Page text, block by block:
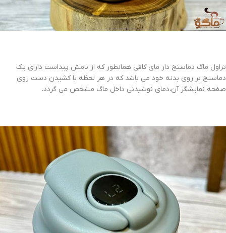
تراول ماگ دماسنج دار مای کافی همانطور که از نامش پیداست دارای یک
دماسنج بر روی بدنه خود می باشد که در هر لحظه با کشیدن دست روی
صفحه نمایشگر آن،دمای نوشیدنی داخل ماگ مشخص می گردد.